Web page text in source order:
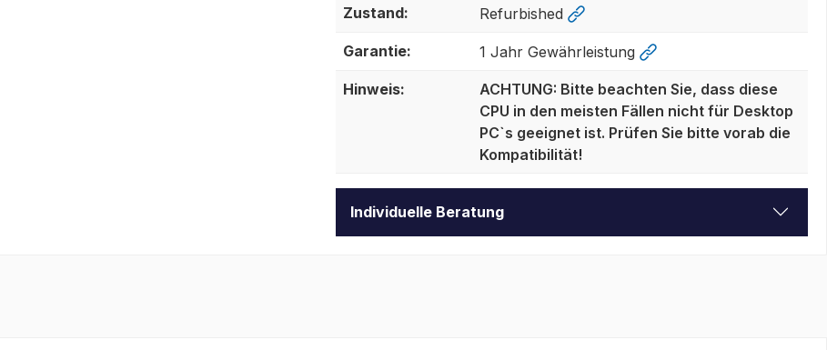
Zustand: Refurbished
Garantie: 1 Jahr Gewährleistung
Hinweis:
ACHTUNG: Bitte beachten Sie, dass diese
CPU in den meisten Fällen nicht für Desktop
PC`s geeignet ist. Prüfen Sie bitte vorab die
Kompatibilität!
Individuelle Beratung